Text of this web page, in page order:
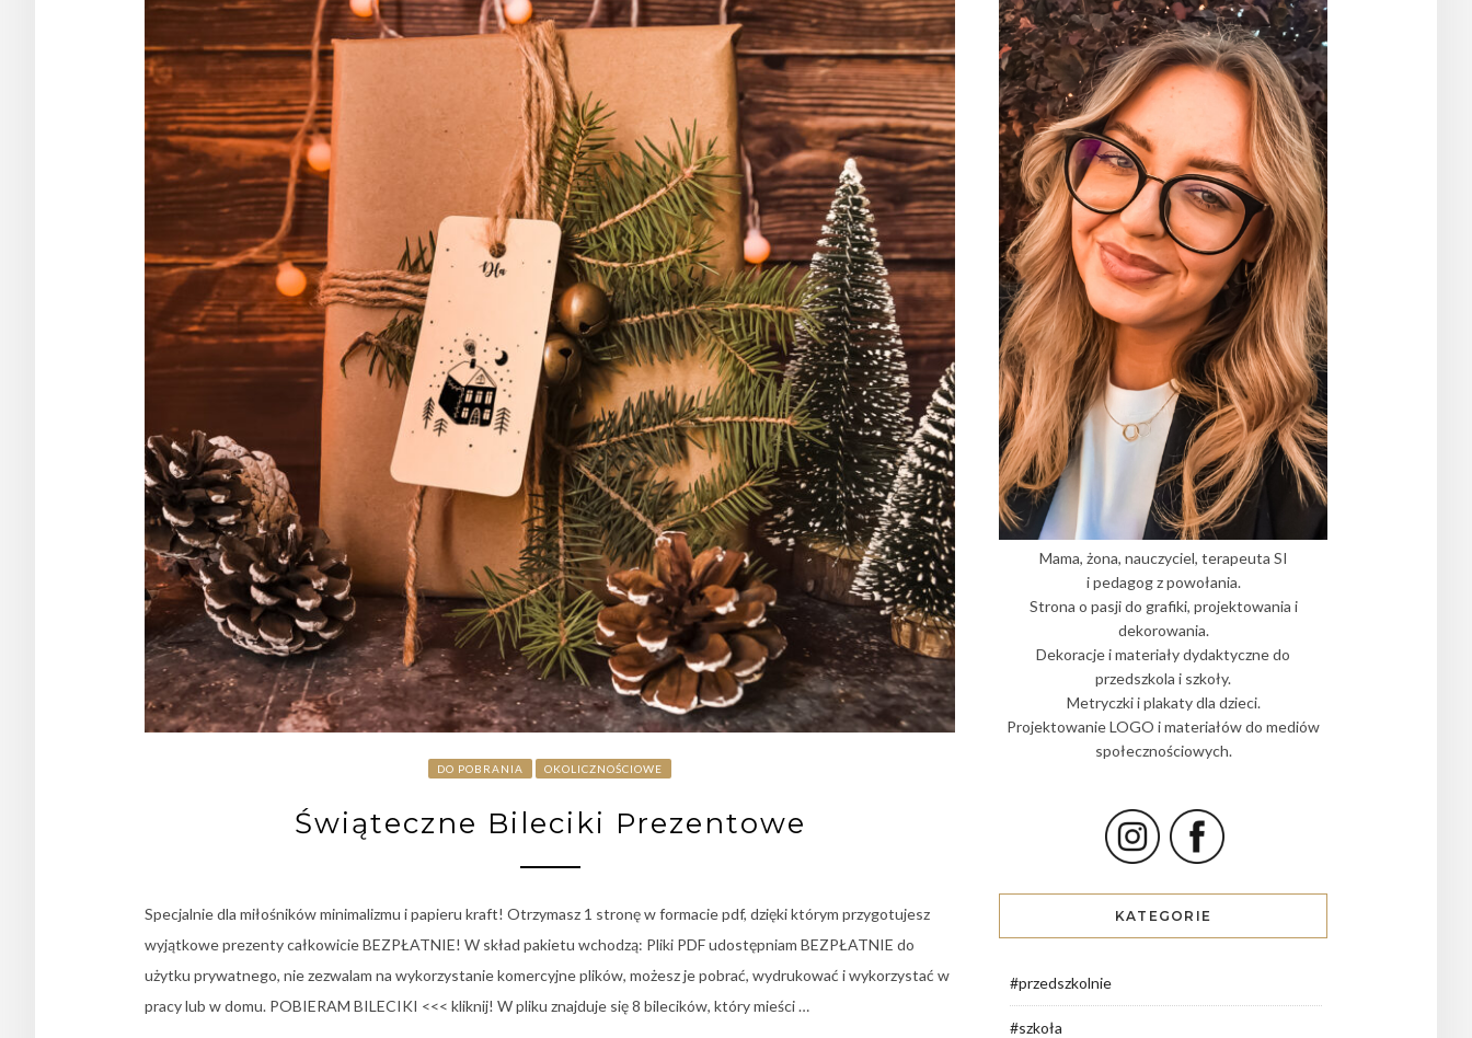
DO POBRANIA OKOLICZNOŚCIOWE
Świąteczne Bileciki Prezentowe
Specjalnie dla miłośników minimalizmu i papieru kraft! Otrzymasz 1 stronę w formacie pdf, dzięki którym przygotujesz
wyjątkowe prezenty całkowicie BEZPŁATNIE! W skład pakietu wchodzą: Pliki PDF udostępniam BEZPŁATNIE do
użytku prywatnego, nie zezwalam na wykorzystanie komercyjne plików, możesz je pobrać, wydrukować i wykorzystać w
pracy lub w domu. POBIERAM BILECIKI <<< kliknij! W pliku znajduje się 8 bilecików, który mieści …
Mama, żona, nauczyciel, terapeuta SI
i pedagog z powołania.
Strona o pasji do grafiki, projektowania i
dekorowania.
Dekoracje i materiały dydaktyczne do
przedszkola i szkoły.
Metryczki i plakaty dla dzieci.
Projektowanie LOGO i materiałów do mediów
społecznościowych.
KATEGORIE
#przedszkolnie
#szkoła